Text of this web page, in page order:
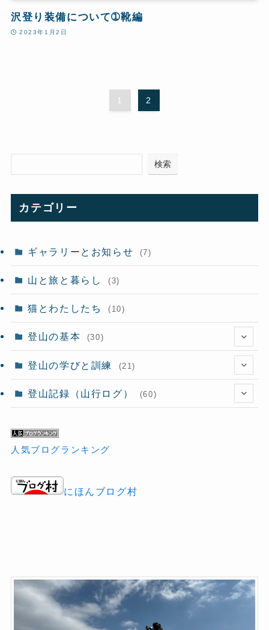
沢登り装備について➀靴編
2023年1月2日
1 2
検索
カテゴリー
ギャラリーとお知らせ (7)
山と旅と暮らし (3)
猫とわたしたち (10)
登山の基本 (30)
(14)
登山の学びと訓練 (21)
(8)
(2)
登山記録（山行ログ） (60)
(5)
(12)
(34)
人気ブログランキング
にほんブログ村